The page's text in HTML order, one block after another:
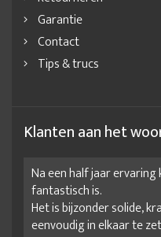
Garantie
Contact
Tips & trucs
Klanten aan het
Na een half jaar
fantastisch is.
Het is bijzonder solide,
eenvoudig in elkaar te